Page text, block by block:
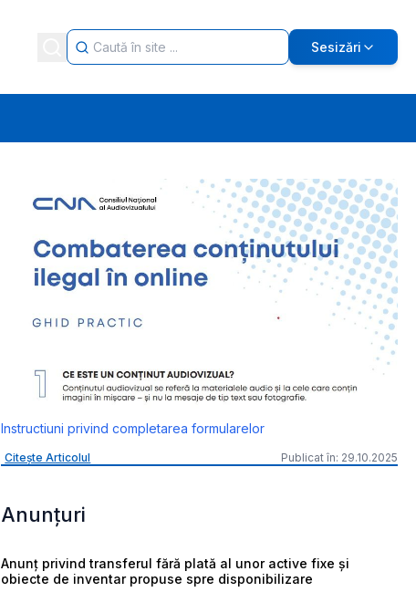
Sesizări
Instructiuni privind completarea formularelor
Citește Articolul Publicat în: 29.10.2025
Anunțuri
Anunț privind transferul fără plată al unor active fixe și
obiecte de inventar propuse spre disponibilizare